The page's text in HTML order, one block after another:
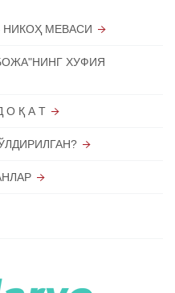
НИКОҲ МЕВАСИ
"БОЖА"НИНГ ХУФИЯ
О Қ А Т